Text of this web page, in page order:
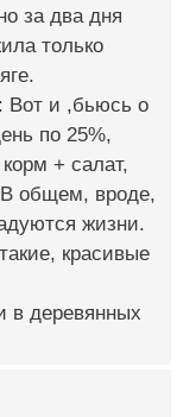
за два дня
только
Вот и ,бьюсь о
по 25%,
+ салат,
В общем, вроде,
жизни.
красивые
в деревянных